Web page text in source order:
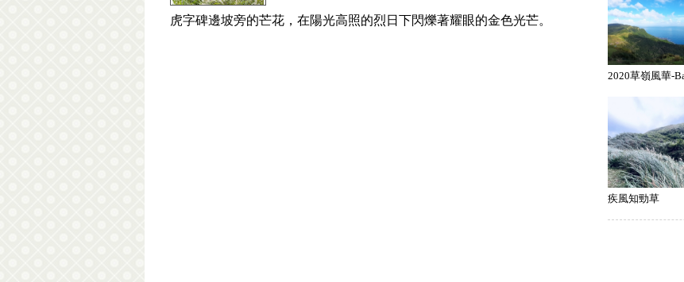
虎字碑邊坡旁的芒花，在陽光高照的烈日下閃爍著耀眼的金色光芒。
疾風知勁草